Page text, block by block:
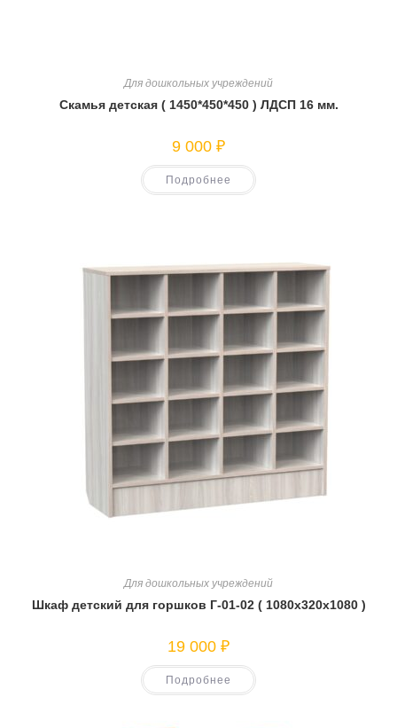
Для дошкольных учреждений
Скамья детская ( 1450*450*450 ) ЛДСП 16 мм.
9 000 ₽
Подробнее
Для дошкольных учреждений
Шкаф детский для горшков Г-01-02 ( 1080х320х1080 )
19 000 ₽
Подробнее